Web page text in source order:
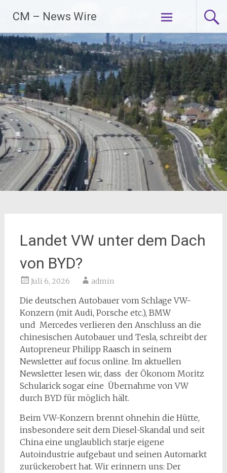
Inhalt
springen
CM – News Wire
Landet VW unter dem Dach
von BYD?
Juli 6, 2026 admin
Die deutschen Autobauer vom Schlage VW-
Konzern (mit Audi, Porsche etc.), BMW
und Mercedes verlieren den Anschluss an die
chinesischen Autobauer und Tesla, schreibt der
Autopreneur Philipp Raasch in seinem
Newsletter auf focus online. Im aktuellen
Newsletter lesen wir, dass der Ökonom Moritz
Schularick sogar eine Übernahme von VW
durch BYD für möglich hält.
Beim VW-Konzern brennt ohnehin die Hütte,
insbesondere seit dem Diesel-Skandal und seit
China eine unglaublich starje eigene
Autoindustrie aufgebaut und seinen Automarkt
zurückerobert hat. Wir erinnern uns: Der